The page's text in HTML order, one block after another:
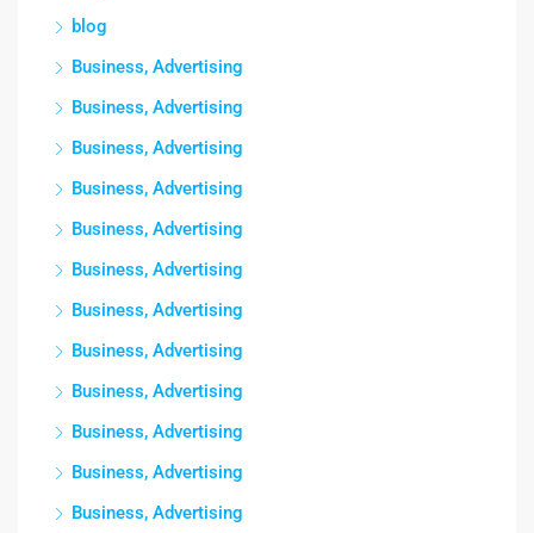
blog
Business, Advertising
Business, Advertising
Business, Advertising
Business, Advertising
Business, Advertising
Business, Advertising
Business, Advertising
Business, Advertising
Business, Advertising
Business, Advertising
Business, Advertising
Business, Advertising